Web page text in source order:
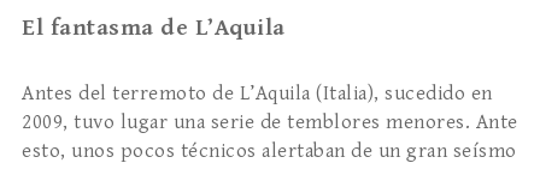
El fantasma de L’Aquila
Antes del terremoto de L’Aquila (Italia), sucedido en
2009, tuvo lugar una serie de temblores menores. Ante
esto, unos pocos técnicos alertaban de un gran seísmo